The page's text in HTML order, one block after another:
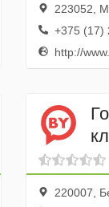
223052,
+375 (17)
http://
220007,